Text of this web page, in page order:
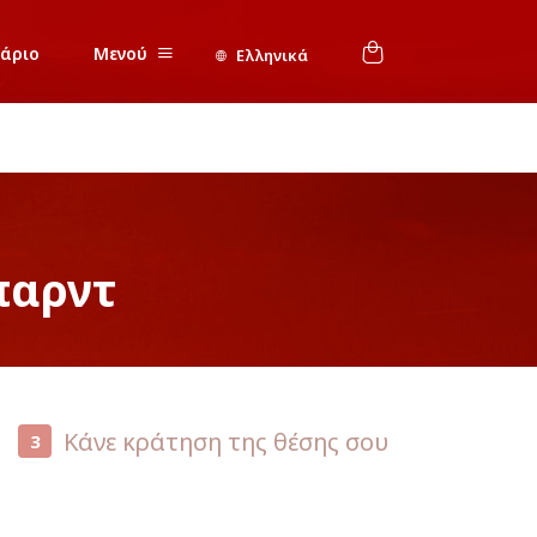
Μενού Ελληνικά
3 Κάνε κράτηση της θέσης σου